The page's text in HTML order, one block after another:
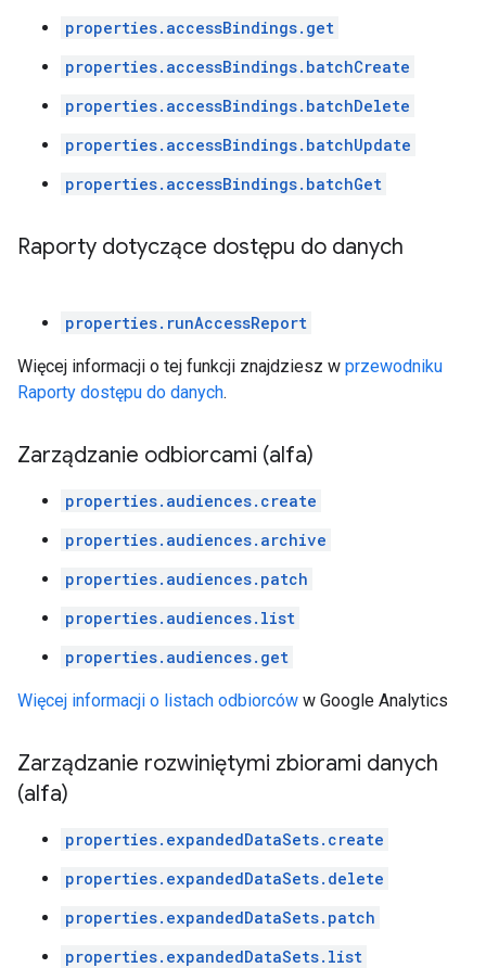
properties.accessBindings.get
properties.accessBindings.batchCreate
properties.accessBindings.batchDelete
properties.accessBindings.batchUpdate
properties.accessBindings.batchGet
Raporty dotyczące dostępu do danych
properties.runAccessReport
Więcej informacji o tej funkcji znajdziesz w przewodniku
Raporty dostępu do danych.
Zarządzanie odbiorcami (alfa)
properties.audiences.create
properties.audiences.archive
properties.audiences.patch
properties.audiences.list
properties.audiences.get
Więcej informacji o listach odbiorców w Google Analytics
Zarządzanie rozwiniętymi zbiorami danych
(alfa)
properties.expandedDataSets.create
properties.expandedDataSets.delete
properties.expandedDataSets.patch
properties.expandedDataSets.list